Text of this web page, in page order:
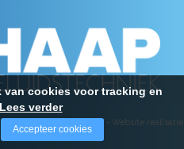
- algemene voorwaarden- Website realisatie
Groep
van cookies voor tracking en
Lees verder
Accepteer cookies